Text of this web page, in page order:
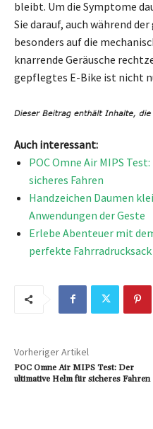
bleibt. Um die Symptome
Sie darauf, auch während
besonders auf die
knarrende Geräusche
gepflegtes E-Bike ist nicht
Auch interessant:
POC Omne Air MIPS
sicheres Fahren
Handzeichen Daumen
Anwendungen der Geste
Erlebe Abenteuer mit
perfekte
Vorheriger Artikel
POC Omne Air MIPS Test: Der
ultimative Helm für sicheres Fahren